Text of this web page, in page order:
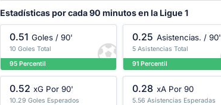
Estadísticas por cada 90 minutos en la Ligue 1
0.51 Goles / 90'
10 Goles Total
95 Percentil
0.25 Asistencias. / 90'
5 Asistencias Total
91 Percentil
0.52 xG Por 90'
10.29 Goles Esperados
0.28 xA Por 90
5.56 Asistencias Esperadas